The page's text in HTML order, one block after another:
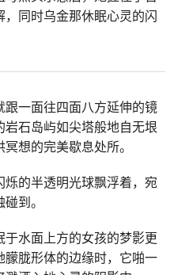
同时乌金那休眠心灵的闪
一面往四面八方延伸的镜
石岛屿如尖塔般地自无垠
想的完美歇息处所。
的半透明光球飘浮着，宛
到。
水面上方的女孩的梦影更
胧形体的边缘时，它啪一